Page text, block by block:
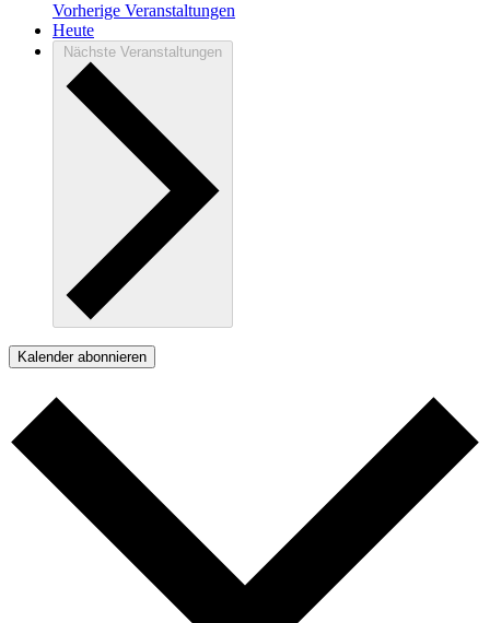
Vorherige Veranstaltungen
Heute
Nächste Veranstaltungen
Kalender abonnieren